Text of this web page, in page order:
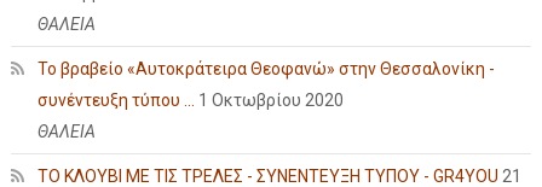
ΘΑΛΕΙΑ
Το βραβείο «Αυτοκράτειρα Θεοφανώ» στην Θεσσαλονίκη -
συνέντευξη τύπου ...
1 Οκτωβρίου 2020
ΘΑΛΕΙΑ
ΤΟ ΚΛΟΥΒΙ ΜΕ ΤΙΣ ΤΡΕΛΕΣ - ΣΥΝΕΝΤΕΥΞΗ ΤΥΠΟΥ - GR4YOU 21